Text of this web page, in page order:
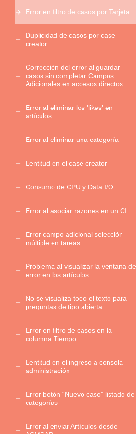
Error en filtro de casos por Tarjeta
Duplicidad de casos por case
creator
Corrección del error al guardar
casos sin completar Campos
Adicionales en accesos directos
Error al eliminar los 'likes' en
artículos
Error al eliminar una categoría
Lentitud en el case creator
Consumo de CPU y Data I/O
Error al asociar razones en un CI
Error campo adicional selección
múltiple en tareas
Problema al visualizar la ventana de
error en los artículos.
No se visualiza todo el texto para
preguntas de tipo abierta
Error en filtro de casos en la
columna Tiempo
Lentitud en el ingreso a consola
administración
Error botón “Nuevo caso” listado de
categorías
Error al enviar Artículos desde